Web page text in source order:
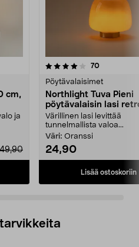
cm,
ja
49,90
70arvostelut
Pöytävalaisimet
Northlight Tuva Pieni
pöytävalaisin lasi
oranssi 21 cm
Värillinen lasi levittää
tunnelmallista valoa...
Väri: Oranssi
24,90
Lisää ostoskoriin
4.0 viidestä